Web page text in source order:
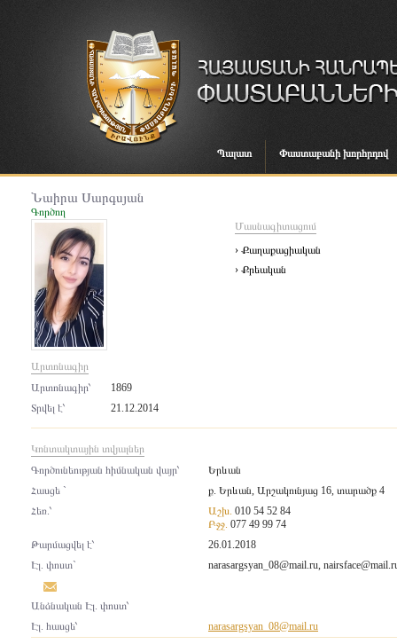
Պալատ Փաստաբանի խորհրդով
Նաիրա Սարգսյան
Գործող
Արտոնագիր
Արտոնագիր՝
1869
Տրվել է՝
21.12.2014
Մասնագիտացում
› Քաղաքացիական
› Քրեական
Կոնտակտային տվյալներ
Գործունեության հիմնական վայր՝
Երևան
Հասցե `
ք. Երևան, Արշակունյաց 16, տարածք 4
Հեռ.՝
Աշխ. 010 54 52 84
Բջջ. 077 49 99 74
Թարմացվել է՝
26.01.2018
Էլ. փոստ`
narasargsyan_08@mail.ru,
Անձնական Էլ. փոստ՝
Էլ. հասցե՝
narasargsyan_08@mail.ru